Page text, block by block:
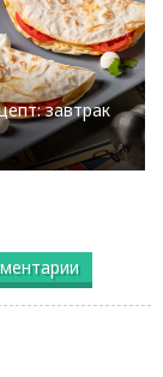
завтрак